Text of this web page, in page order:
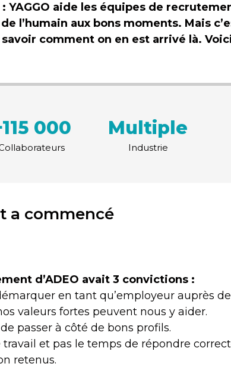
YAGGO aide les équipes de
l’humain aux bons moments. Mais
comment on en est arrivé là.
000 Multiple
Industrie
a commencé
d’ADEO avait 3 convictions :
en tant qu’employeur auprès
valeurs fortes peuvent nous y aider.
passer à côté de bons profils.
travail et pas le temps de répondre
retenus.